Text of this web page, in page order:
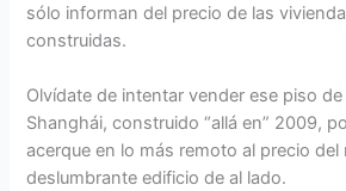
sólo informan del precio de las
construidas.
Olvídate de intentar vender ese piso
Shanghái, construido “allá en” 2009,
acerque en lo más remoto al precio
deslumbrante edificio de al lado.